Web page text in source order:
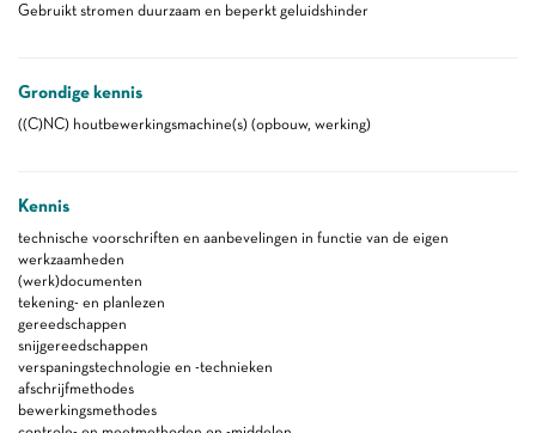
Gebruikt stromen duurzaam en beperkt geluidshinder
Grondige kennis
((C)NC) houtbewerkingsmachine(s) (opbouw, werking)
Kennis
technische voorschriften en aanbevelingen in functie van de eigen
werkzaamheden
(werk)documenten
tekening- en planlezen
gereedschappen
snijgereedschappen
verspaningstechnologie en -technieken
afschrijfmethodes
bewerkingsmethodes